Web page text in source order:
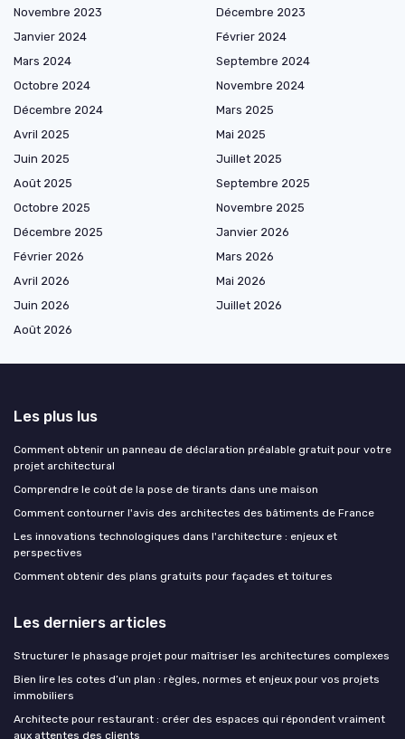
Novembre 2023
Décembre 2023
Janvier 2024
Février 2024
Mars 2024
Septembre 2024
Octobre 2024
Novembre 2024
Décembre 2024
Mars 2025
Avril 2025
Mai 2025
Juin 2025
Juillet 2025
Août 2025
Septembre 2025
Octobre 2025
Novembre 2025
Décembre 2025
Janvier 2026
Février 2026
Mars 2026
Avril 2026
Mai 2026
Juin 2026
Juillet 2026
Août 2026
Les plus lus
Comment obtenir un panneau de déclaration préalable gratuit pour votre
projet architectural
Comprendre le coût de la pose de tirants dans une maison
Comment contourner l'avis des architectes des bâtiments de France
Les innovations technologiques dans l'architecture : enjeux et
perspectives
Comment obtenir des plans gratuits pour façades et toitures
Les derniers articles
Structurer le phasage projet pour maîtriser les architectures complexes
Bien lire les cotes d’un plan : règles, normes et enjeux pour vos projets
immobiliers
Architecte pour restaurant : créer des espaces qui répondent vraiment
aux attentes des clients